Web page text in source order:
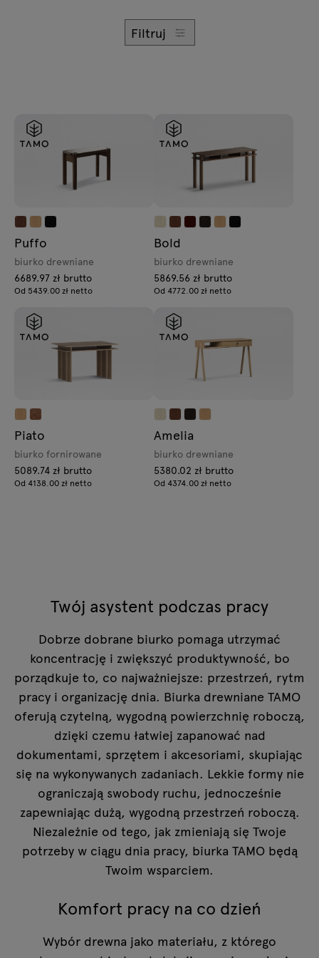
Filtruj
Puffo
biurko drewniane
6689.97 zł brutto
Od 5439.00 zł netto
Bold
biurko drewniane
5869.56 zł brutto
Od 4772.00 zł netto
Piato
biurko fornirowane
5089.74 zł brutto
Od 4138.00 zł netto
Amelia
biurko drewniane
5380.02 zł brutto
Od 4374.00 zł netto
Twój asystent podczas pracy
Dobrze dobrane biurko pomaga utrzymać
koncentrację i zwiększyć produktywność, bo
porządkuje to, co najważniejsze: przestrzeń, rytm
pracy i organizację dnia. Biurka drewniane TAMO
oferują czytelną, wygodną powierzchnię roboczą,
dzięki czemu łatwiej zapanować nad
dokumentami, sprzętem i akcesoriami, skupiając
się na wykonywanych zadaniach. Lekkie formy nie
ograniczają swobody ruchu, jednocześnie
zapewniając dużą, wygodną przestrzeń roboczą.
Niezależnie od tego, jak zmieniają się Twoje
potrzeby w ciągu dnia pracy, biurka TAMO będą
Twoim wsparciem.
Komfort pracy na co dzień
Wybór drewna jako materiału, z którego